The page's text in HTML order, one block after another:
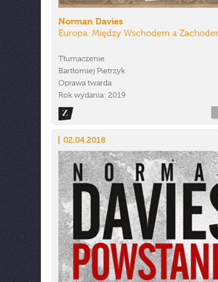
Norman Davies
Europa. Między Wschodem a
Tłumaczenie
Bartłomiej Pietrzyk
Oprawa twarda
Rok wydania: 2019
02.04.2018